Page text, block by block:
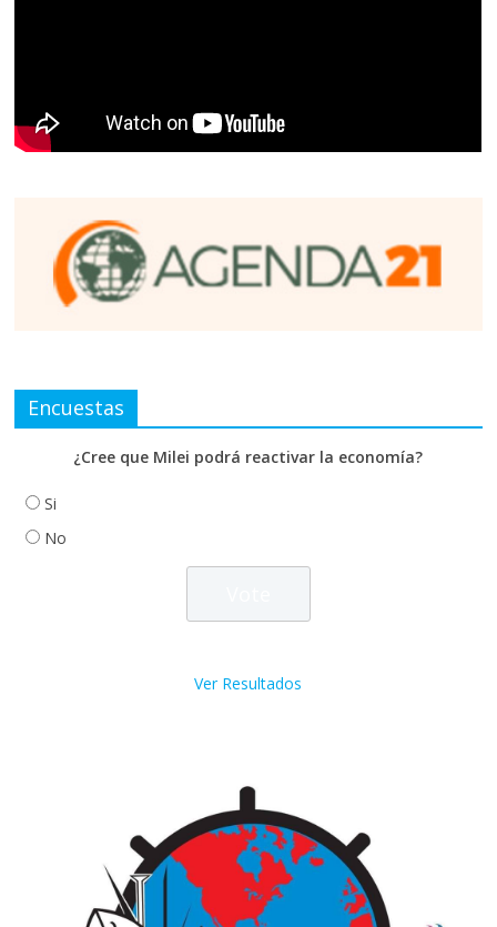
Encuestas
¿Cree que Milei podrá reactivar la economía?
Si
No
Ver Resultados